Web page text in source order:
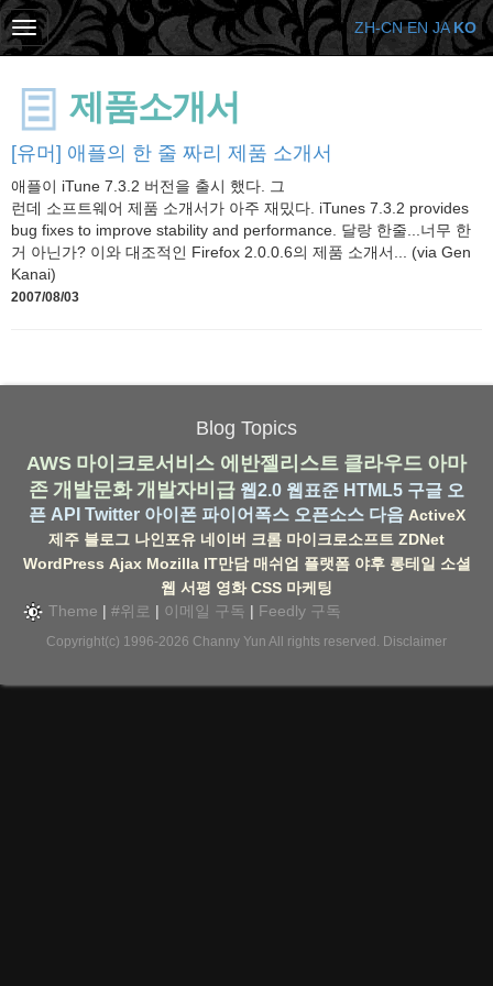
제품소개서
[유머] 애플의 한 줄 짜리 제품 소개서
애플이 iTune 7.3.2 버전을 출시 했다. 그
런데 소프트웨어 제품 소개서가 아주 재밌다. iTunes 7.3.2 provides
bug fixes to improve stability and performance. 달랑 한줄...너무 한
거 아닌가? 이와 대조적인 Firefox 2.0.0.6의 제품 소개서... (via Gen
Kanai)
2007/08/03
Blog Topics
AWS 마이크로서비스 에반젤리스트 클라우드 아마
존 개발문화 개발자비급 웹2.0 웹표준 HTML5 구글 오
픈 API Twitter 아이폰 파이어폭스 오픈소스 다음 ActiveX
제주 블로그 나인포유 네이버 크롬 마이크로소프트 ZDNet
WordPress Ajax Mozilla IT만담 매쉬업 플랫폼 야후 롱테일 소셜
웹 서평 영화 CSS 마케팅
Theme | #위로 | 이메일 구독 | Feedly 구독
Copyright(c) 1996-2026 Channy Yun All rights reserved. Disclaimer
ZH-CN EN JA KO